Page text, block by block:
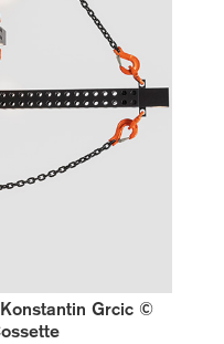
Grcic ©